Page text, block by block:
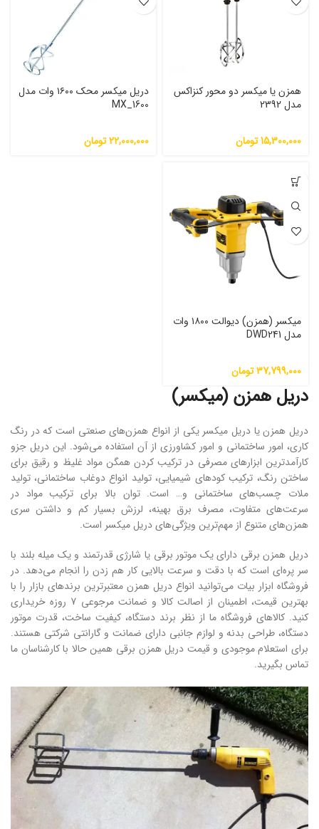
همزن یا میکسر دو محور کنزاکس
مدل 2392
15,300,000تومان
دریل میکسر محک ۱۶۰۰ وات مدل
MX_1600
22,000,000تومان
میکسر (همزن) دیوالت ۱۸۰۰ وات
مدل DWD241
37,799,000تومان
دریل همزن (میکسر)
دریل همزن یا دریل میکسر یکی از انواع همزن‌های صنعتی است که در رنگ
کاری، امور ساختمانی و امور کشاورزی از آن استفاده می‌شود. این دریل جزو
کارآمدترین ابزارهای مصرفی در ترکیب کردن همگن مواد غلیظ و رقیق برای
ساختن رنگ، ترکیب کودهای شیمیایی، تولید انواع دوغاب ساختمانی، تولید
ملات چسب‌های ساختمانی و… است. توان بالا برای ترکیب مواد در
سرعت‌های متفاوت، مصرف برق بهینه، لرزش بسیار کم و داشتن سری
همزن‌های متنوع از مهم‌ترین ویژگی‌های دریل میکسر است.
دریل همزن برقی دارای یک موتور برقی یا شارژی قدرتمند و یک میله بلند با
سر پره‌ای است که با دقت و سرعت بالایی کار هم زدن را انجام می‌دهد. در
فروشگاه ابزار بیات می‌توانید انواع دریل همزن معتبرترین برندهای بازار را با
بهترین قیمت، اطمینان از اصالت کالا و ضمانت مرجوعی 7 روزه خریداری
کنید. کالاهای فروشگاه ما از نظر برند دستگاه، کیفیت ساخت، قدرت موتور
دستگاه، طراحی بدنه و لوازم جانبی دارای ضمانت و گارانتی شرکتی هستند.
برای استعلام موجودی و قیمت دریل همزن برقی همین حالا با کارشناسان ما
تماس بگیرید.